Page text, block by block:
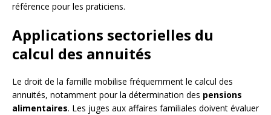
référence pour les praticiens.
Applications sectorielles du
calcul des annuités
Le droit de la famille mobilise fréquemment le calcul des
annuités, notamment pour la détermination des pensions
alimentaires. Les juges aux affaires familiales doivent évaluer